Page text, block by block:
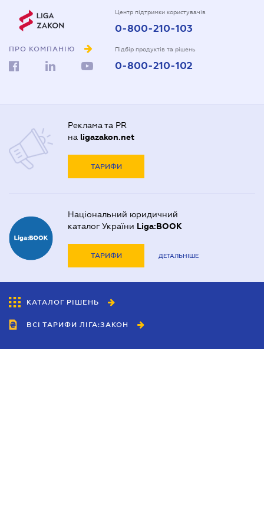
ПРО КОМПАНІЮ
Центр підтримки користувачів
0-800-210-103
Підбір продуктів та рішень
0-800-210-102
Реклама та PR
на ligazakon.net
ТАРИФИ
Національний юридичний
каталог України Liga:BOOK
ТАРИФИ ДЕТАЛЬНІШЕ
КАТАЛОГ РІШЕНЬ
ВСІ ТАРИФИ ЛІГА:ЗАКОН